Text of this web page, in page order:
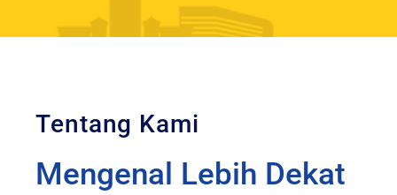
Tentang Kami
Mengenal Lebih Dekat